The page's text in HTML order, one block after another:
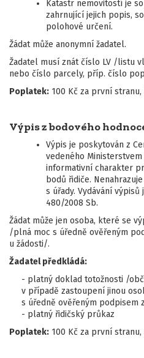
Katastr nemovitostí je
zahrnující jejich popis,
polohové určení.
Žádat může anonymní žadatel.
Žadatel musí znát číslo LV /listu
nebo číslo parcely, příp. číslo
Poplatek: 100 Kč za první
Výpis z bodového
Výpis je poskytován z
vedeného
informativní charakter
bodů řidiče.
s úřady. Vydávání
480/2008 Sb.
Žádat může jen osoba, které se
/plná moc s úředně ověřeným
u žádosti/.
Žadatel předkládá:
- platný doklad totožnosti /
v případě zastoupení jinou
s úředně ověřeným podpisem
- platný řidičský průkaz
Poplatek: 100 Kč za první